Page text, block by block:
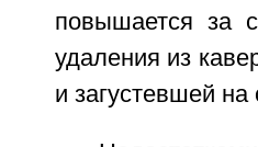
повышается за
удаления из
и загустевшей на